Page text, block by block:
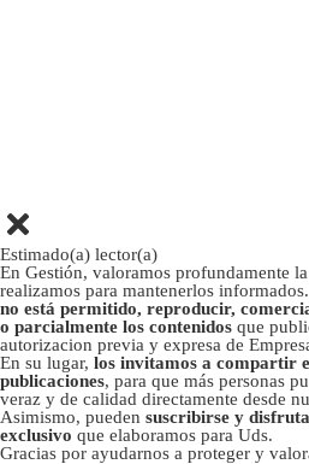
Estimado(a) lector(a)
En Gestión, valoramos profundamente
realizamos para mantenerlos informados.
no está permitido, reproducir,
o parcialmente los contenidos que
autorizacion previa y expresa de
En su lugar, los invitamos a compartir
publicaciones, para que más personas
veraz y de calidad directamente desde
Asimismo, pueden suscribirse y
exclusivo que elaboramos para Uds.
Gracias por ayudarnos a proteger y